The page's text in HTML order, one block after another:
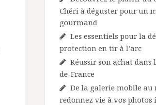
Chéri à déguster pour un
gourmand
Les essentiels pour la
protection en tir à l’arc
Réussir son achat dans
de-France
De la galerie mobile au
redonnez vie à vos photos